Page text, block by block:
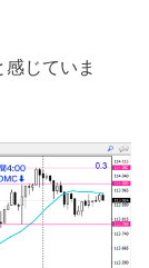
じていま